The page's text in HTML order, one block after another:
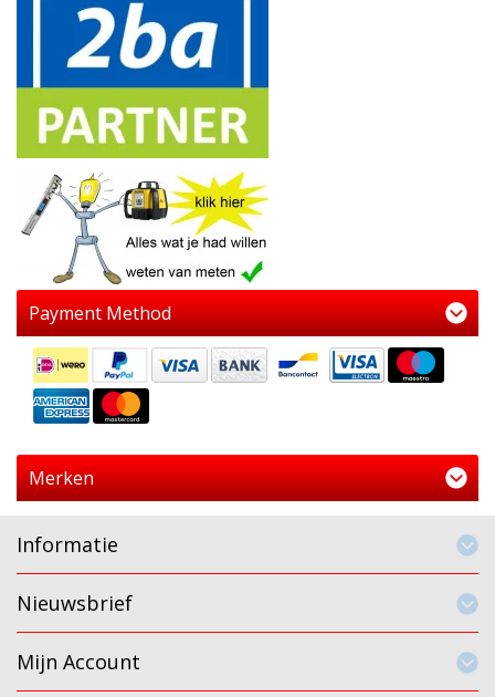
Payment Method
Merken
Informatie
Nieuwsbrief
Mijn Account